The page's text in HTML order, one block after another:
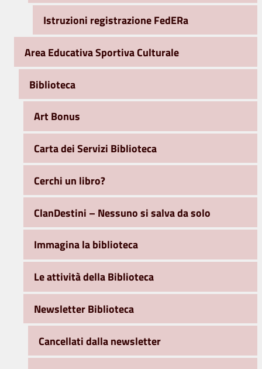
Istruzioni registrazione FedERa
Area Educativa Sportiva Culturale
Biblioteca
Art Bonus
Carta dei Servizi Biblioteca
Cerchi un libro?
ClanDestini – Nessuno si salva da solo
Immagina la biblioteca
Le attività della Biblioteca
Newsletter Biblioteca
Cancellati dalla newsletter